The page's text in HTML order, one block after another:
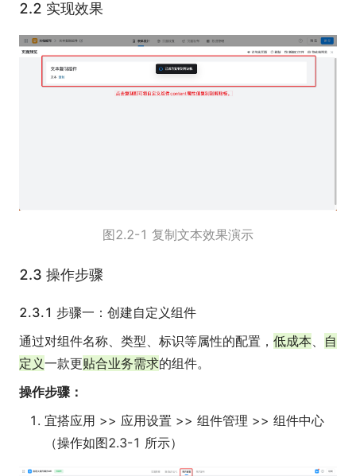
2.2 实现效果
图2.2-1 复制文本效果演示
2.3 操作步骤
2.3.1 步骤一：创建自定义组件
通过对组件名称、类型、标识等属性的配置， 低成本、 自
定义一款更贴合业务需求的组件。
操作步骤：
宜搭应用 >> 应用设置 >> 组件管理 >> 组件中心
（操作如图2.3-1 所示）